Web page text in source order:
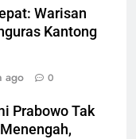
Warisan
Kantong
ago 0
Prabowo Tak